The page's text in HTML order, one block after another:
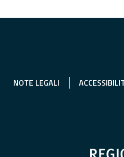
NOTE LEGALI